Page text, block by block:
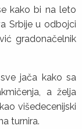
kako bi na leto
Srbije u odbojci
gradonačelnik
jača kako sa
a želja
višedecenijski
turnira.